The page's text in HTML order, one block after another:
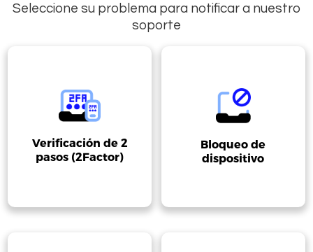
Seleccione su problema para notificar a nuestro
soporte
Verificación de 2
pasos (2Factor)
Bloqueo de
dispositivo